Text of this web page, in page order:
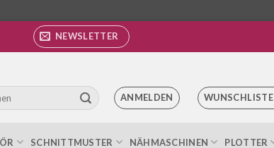
NEWSLETTER
ANMELDEN WUNSCHLISTE
SCHNITTMUSTER NÄHMASCHINEN PLOTTER